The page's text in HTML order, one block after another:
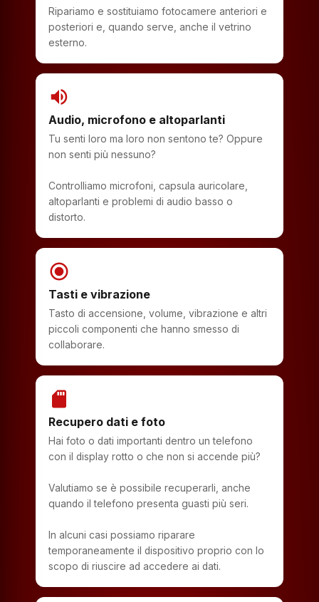
Ripariamo e sostituiamo fotocamere anteriori e
posteriori e, quando serve, anche il vetrino
esterno.
volume_up
Audio, microfono e altoparlanti
Tu senti loro ma loro non sentono te? Oppure
non senti più nessuno?
Controlliamo microfoni, capsula auricolare,
altoparlanti e problemi di audio basso o
distorto.
radio_button_checked
Tasti e vibrazione
Tasto di accensione, volume, vibrazione e altri
piccoli componenti che hanno smesso di
collaborare.
sd_storage
Recupero dati e foto
Hai foto o dati importanti dentro un telefono
con il display rotto o che non si accende più?
Valutiamo se è possibile recuperarli, anche
quando il telefono presenta guasti più seri.
In alcuni casi possiamo riparare
temporaneamente il dispositivo proprio con lo
scopo di riuscire ad accedere ai dati.